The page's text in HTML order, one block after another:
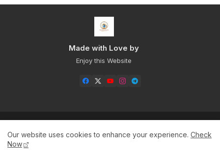
Made with Love by
Enjoy this Website
Our website uses cookies to enhance your experience. Check
Now